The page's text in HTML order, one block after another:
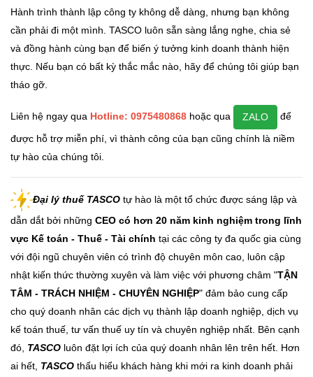
Hành trình thành lập công ty không dễ dàng, nhưng bạn không
cần phải đi một mình. TASCO luôn sẵn sàng lắng nghe, chia sẻ
và đồng hành cùng bạn để biến ý tưởng kinh doanh thành hiện
thực. Nếu bạn có bất kỳ thắc mắc nào, hãy để chúng tôi giúp bạn
tháo gỡ.
Liên hệ ngay qua Hotline: 0975480868 hoặc qua ZALO
để
được hỗ trợ miễn phí, vì thành công của bạn cũng chính là niềm
tự hào của chúng tôi.
Đại lý thuế TASCO tự hào là một tổ chức được sáng lập và
dẫn dắt bởi những CEO có hơn 20 năm kinh nghiệm trong lĩnh
vực Kế toán - Thuế - Tài chính tại các công ty đa quốc gia cùng
với đội ngũ chuyên viên có trình độ chuyên môn cao, luôn cập
nhật kiến thức thường xuyên và làm việc với phương châm "TẬN
TÂM - TRÁCH NHIỆM - CHUYÊN NGHIỆP" đảm bảo cung cấp
cho quý doanh nhân các dịch vụ thành lập doanh nghiệp, dịch vụ
kế toán thuế, tư vấn thuế uy tín và chuyên nghiệp nhất. Bên cạnh
đó, TASCO luôn đặt lợi ích của quý doanh nhân lên trên hết. Hơn
ai hết, TASCO thấu hiểu khách hàng khi mới ra kinh doanh phải